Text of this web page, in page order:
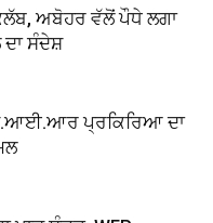
ਅਬੋਹਰ ਵੱਲੋਂ ਪੌਧੇ ਲਗਾ
ਦਾ ਸੰਦੇਸ਼
ਪ੍ਰਕਿਰਿਆ ਦਾ